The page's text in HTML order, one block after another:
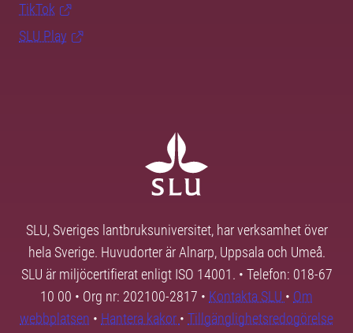
TikTok
SLU Play
SLU, Sveriges lantbruksuniversitet, har verksamhet över
hela Sverige. Huvudorter är Alnarp, Uppsala och Umeå.
SLU är miljöcertifierat enligt ISO 14001. • Telefon: 018-67
10 00 • Org nr: 202100-2817 • Kontakta SLU • Om
webbplatsen • Hantera kakor • Tillgänglighetsredogörelse